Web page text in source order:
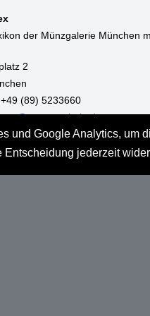
und Google Analytics, um
Entscheidung jederzeit
der Münzgalerie München
2
+49 (89) 5233660
- 18:00 Uhr